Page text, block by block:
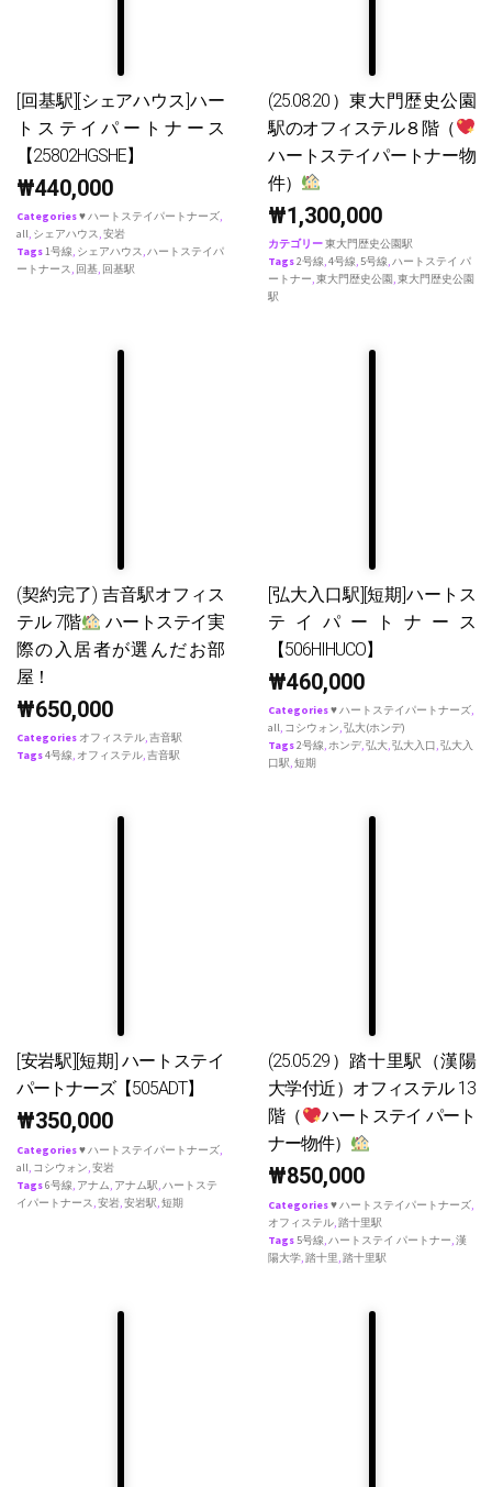
[回基駅][シェアハウス]ハー
トステイパートナース
【25802HGSHE】
₩440,000
Categories♥ ハートステイパートナーズ,
all, シェアハウス,安岩
Tags1号線, シェアハウス,ハートステイパ
ートナース, 回基, 回基駅
(25.08.20）東大門歴史公園
駅のオフィステル８階（
ハートステイパートナー物
件）
₩1,300,000
カテゴリー東大門歴史公園駅
Tags2号線,4号線, 5号線,ハートステイ パ
ートナー,東大門歴史公園,東大門歴史公園
駅
(契約完了) 吉音駅オフィス
テル 7階
ハートステイ実
際の入居者が選んだお部
屋！
₩650,000
Categories オフィステル,吉音駅
Tags4号線, オフィステル,吉音駅
[弘大入口駅][短期]ハートス
テイパートナース
【506HIHUCO】
₩460,000
Categories♥ ハートステイパートナーズ,
all, コシウォン,弘大(ホンデ)
Tags2号線,ホンデ,弘大,弘大入口,弘大入
口駅,短期
[安岩駅][短期] ハートステイ
パートナーズ【505ADT】
₩350,000
Categories♥ ハートステイパートナーズ
all コシウォン 安岩
Tags6号線 アナム アナム駅 ハートステ
イパートナース 安岩 安岩駅 短期
(25.05.29）踏十里駅（漢陽
大学付近）オフィステル 13
階（
ハートステイ パート
ナー物件）
₩850,000
Categories♥ ハートステイパートナーズ
オフィステル 踏十里駅
Tags 5号線 ハートステイ パートナー 漢
陽大学 踏十里 踏十里駅